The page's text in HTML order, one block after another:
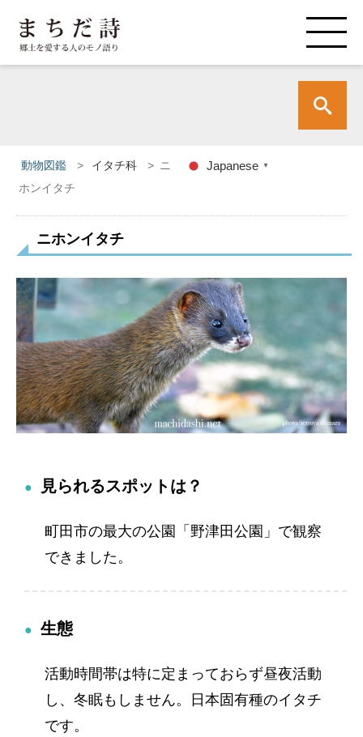
動物図鑑 > イタチ科 >
ニ
ホンイタチ
Japanese ▼
ニホンイタチ
見られるスポットは？
町田市の最大の公園「野津田公園」で観察
できました。
生態
活動時間帯は特に定まっておらず昼夜活動
し、冬眠もしません。日本固有種のイタチ
です。